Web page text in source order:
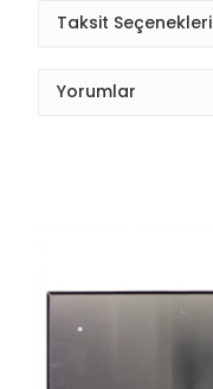
Taksit Seçenekleri
Yorumlar